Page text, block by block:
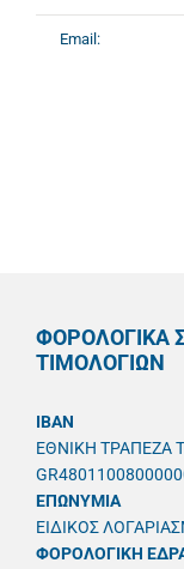
Email:
ΦΟΡΟΛΟΓΙΚΑ
ΤΙΜΟΛΟΓΙΩΝ
IBAN
ΕΘΝΙΚΗ ΤΡΑΠΕΖΑ
ΕΠΩΝΥΜΙΑ
ΕΙΔΙΚΟΣ
ΦΟΡΟΛΟΓΙΚΗ